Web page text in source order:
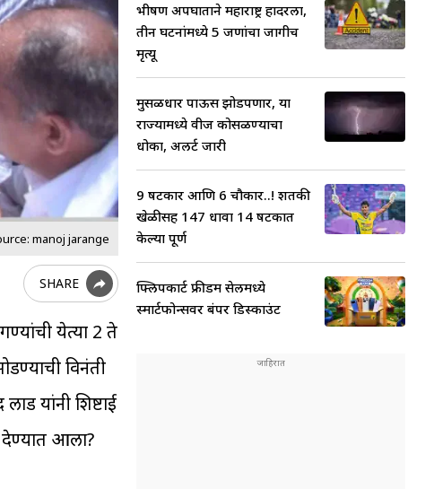
manoj jarange
SHARE
येत्या 2 ते
विनंती
यांनी शिष्टाई
देण्यात आला?
भीषण अपघाताने महाराष्ट्र हादरला,
तीन घटनांमध्ये 5 जणांचा जागीच
मृत्यू
मुसळधार पाऊस झोडपणार, या
राज्यामध्ये वीज कोसळण्याचा
धोका, अलर्ट जारी
9 षटकार आणि 6 चौकार..! शतकी
खेळीसह 147 धावा 14 षटकात
केल्या पूर्ण
फ्लिपकार्ट फ्रीडम सेलमध्ये
स्मार्टफोन्सवर बंपर डिस्काउंट